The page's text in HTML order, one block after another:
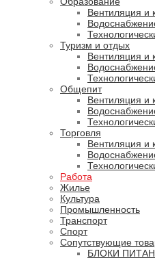
Вентиляция и
Туризм и отдых
Вентиляция и
Общепит
Вентиляция и
Торговля
Вентиляция и
Работа
Жилье
Культура
Промышленность
Транспорт
Спорт
Сопутствующие
БЛОКИ